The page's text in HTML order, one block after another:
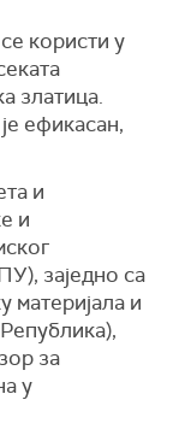
користи у
златица.
ефикасан,
и
и
заједно са
материјала и
за
у